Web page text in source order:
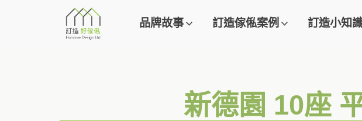
品牌故事 訂造傢俬案例 訂造小知
新德園 10座